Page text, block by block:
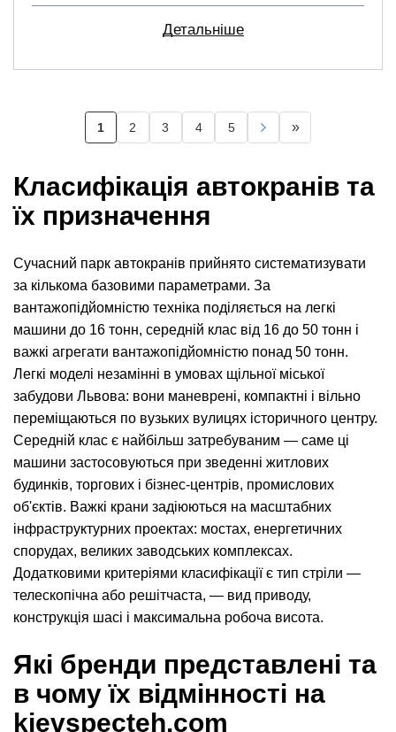
Детальніше
Поточна
сторінка
1 Page
2 Page
3 Page
4 Page
5
Наступна
сторінка
Остання
сторінка
»
Класифікація автокранів та
їх призначення
Сучасний парк автокранів прийнято систематизувати
за кількома базовими параметрами. За
вантажопідйомністю техніка поділяється на легкі
машини до 16 тонн, середній клас від 16 до 50 тонн і
важкі агрегати вантажопідйомністю понад 50 тонн.
Легкі моделі незамінні в умовах щільної міської
забудови Львова: вони маневрені, компактні і вільно
переміщаються по вузьких вулицях історичного центру.
Середній клас є найбільш затребуваним — саме ці
машини застосовуються при зведенні житлових
будинків, торгових і бізнес-центрів, промислових
об'єктів. Важкі крани задіюються на масштабних
інфраструктурних проектах: мостах, енергетичних
спорудах, великих заводських комплексах.
Додатковими критеріями класифікації є тип стріли —
телескопічна або решітчаста, — вид приводу,
конструкція шасі і максимальна робоча висота.
Які бренди представлені та
в чому їх відмінності на
kievspecteh.com